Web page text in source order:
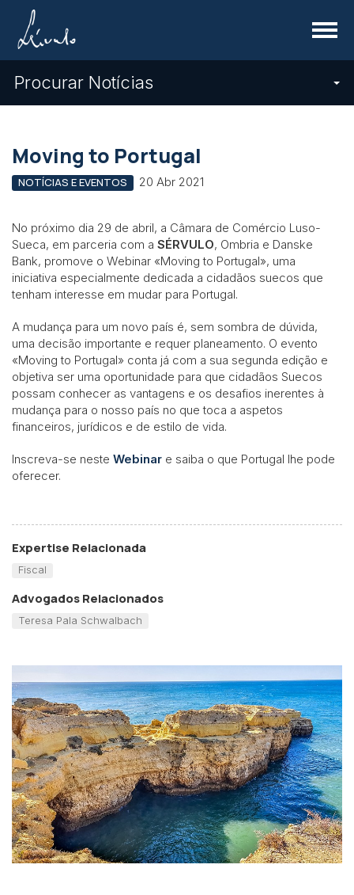
Menu
Procurar Notícias
Moving to Portugal
NOTÍCIAS E EVENTOS 20 Abr 2021
No próximo dia 29 de abril, a Câmara de Comércio Luso-
Sueca, em parceria com a SÉRVULO, Ombria e Danske
Bank, promove o Webinar «Moving to Portugal», uma
iniciativa especialmente dedicada a cidadãos suecos que
tenham interesse em mudar para Portugal.
A mudança para um novo país é, sem sombra de dúvida,
uma decisão importante e requer planeamento. O evento
«Moving to Portugal» conta já com a sua segunda edição e
objetiva ser uma oportunidade para que cidadãos Suecos
possam conhecer as vantagens e os desafios inerentes à
mudança para o nosso país no que toca a aspetos
financeiros, jurídicos e de estilo de vida.
Inscreva-se neste Webinar e saiba o que Portugal lhe pode
oferecer.
Expertise Relacionada
Fiscal
Advogados Relacionados
Teresa Pala Schwalbach